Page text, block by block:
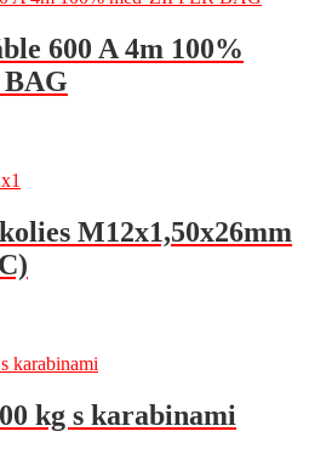
600 A 4m 100%
M12x1,50x26mm
kg s karabinami